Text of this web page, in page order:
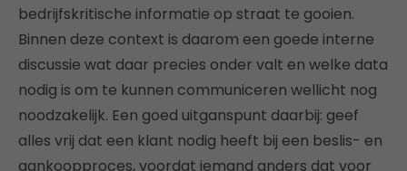
bedrijfskritische informatie op straat te gooien.
Binnen deze context is daarom een goede interne
discussie wat daar precies onder valt en welke data
nodig is om te kunnen communiceren wellicht nog
noodzakelijk. Een goed uitganspunt daarbij: geef
alles vrij dat een klant nodig heeft bij een beslis- en
aankoopproces, voordat iemand anders dat voor